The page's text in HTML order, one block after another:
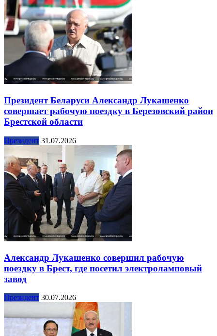
Президент Беларуси Александр Лукашенко
совершает рабочую поездку в Березовский район
Брестской области
Президент 31.07.2026
Александр Лукашенко совершил рабочую
поездку в Брест, где посетил электроламповый
завод
Президент 30.07.2026